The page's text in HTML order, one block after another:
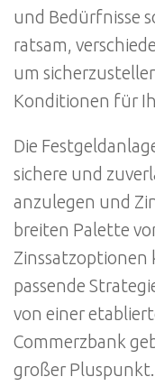
und Bedürfnisse
ratsam,
um
Konditionen für
Die
sichere und
anzulegen und
breiten Palette
Zinssatzoptionen
passende
von einer
Commerzbank
großer